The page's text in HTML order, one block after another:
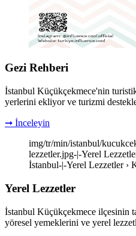
Gezi Rehberi
İstanbul Küçükçekmece'nin
yerlerini ekliyor ve turizmi
➞ İnceleyin
img/tr/min/istanbul/
lezzetler.jpg-|-Yerel
İstanbul-|-Yerel Lezzetler ›
Yerel Lezzetler
İstanbul Küçükçekmece ilçesinin
yöresel yemeklerini ve yerel